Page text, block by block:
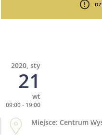
2020, sty
21
wt
09:00 - 19:00
Miejsce: Centrum